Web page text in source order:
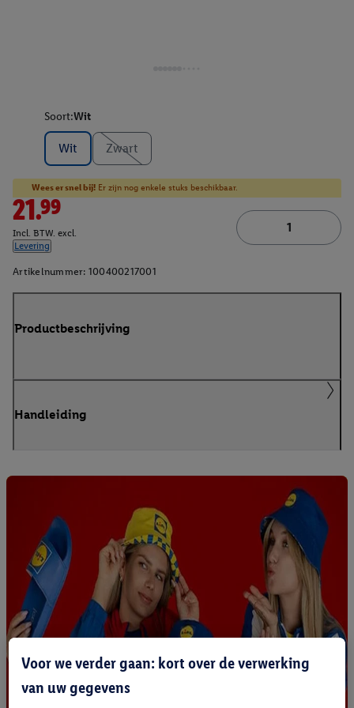
Soort:Wit
Wit Zwart
Wees er snel bij! Er zijn nog enkele stuks beschikbaar.
21.99
Incl. BTW. excl.
Levering
Artikelnummer: 100400217001
Productbeschrijving
Handleiding
Voor we verder gaan: kort over de verwerking
van uw gegevens